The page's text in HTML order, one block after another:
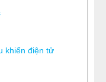
khiển điện tử